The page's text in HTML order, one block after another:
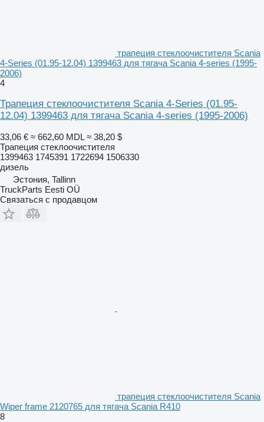
трапеция стеклоочистителя Scania
4-Series (01.95-12.04) 1399463 для тягача Scania 4-series (1995-
2006)
4
Трапеция стеклоочистителя Scania 4-Series (01.95-
12.04) 1399463 для тягача Scania 4-series (1995-2006)
33,06 € ≈ 662,60 MDL ≈ 38,20 $
Трапеция стеклоочистителя
1399463 1745391 1722694 1506330
дизель
Эстония, Tallinn
TruckParts Eesti OÜ
Связаться с продавцом
трапеция стеклоочистителя Scania
Wiper frame 2120765 для тягача Scania R410
8